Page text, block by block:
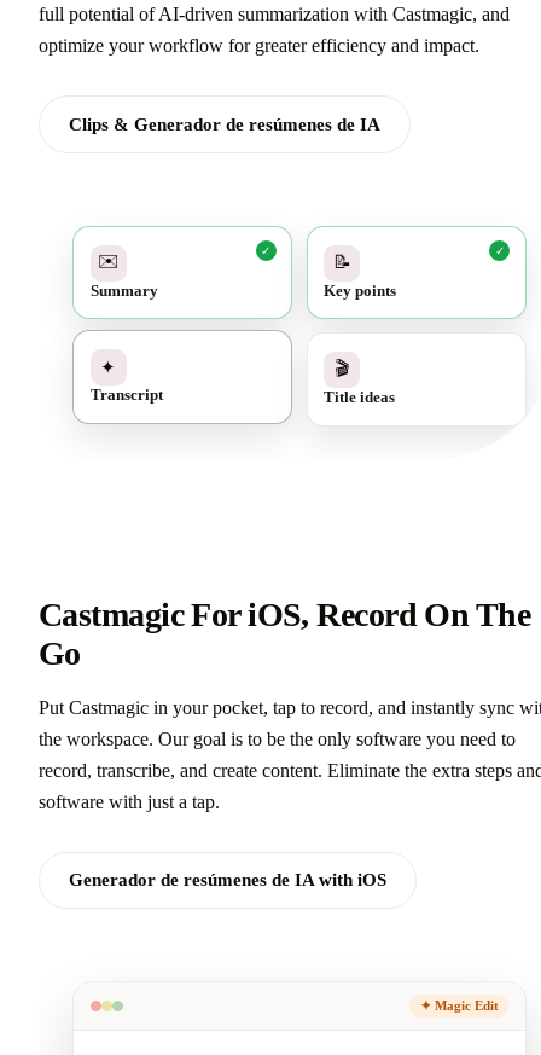
full potential of AI-driven summarization with Castmagic, and
optimize your workflow for greater efficiency and impact.
Clips & Generador de resúmenes de IA
✉️
Summary
✓
📝
Key points
✓
✦
Transcript
🎬
Title ideas
Castmagic For iOS, Record On The
Go
Put Castmagic in your pocket, tap to record, and instantly sync
the workspace. Our goal is to be the only software you need to
record, transcribe, and create content. Eliminate the extra steps
software with just a tap.
Generador de resúmenes de IA with iOS
✦ Magic Edit